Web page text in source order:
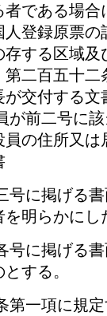
者である場
人登録原票
存する区域
第二百五十
が交付する文
が前二号に
員の住所又
号に掲げる
を明らかに
号に掲げる
する。
第一項に規